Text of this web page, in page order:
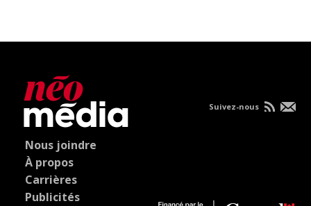
Nous joindre
À propos
Carrières
Publicités
Suivez-nous